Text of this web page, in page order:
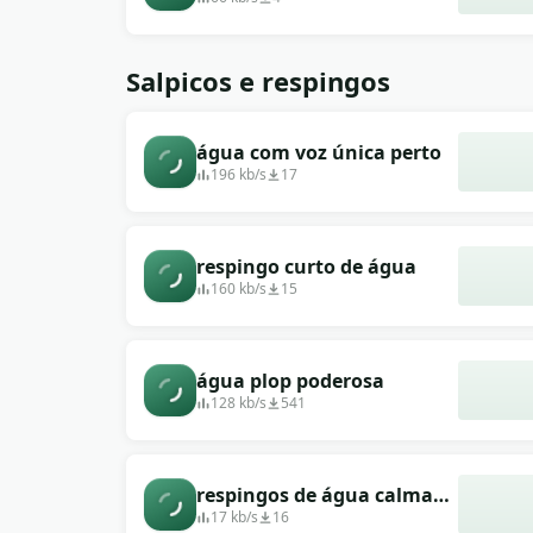
Salpicos e respingos
água com voz única perto
196 kb/s 17
respingo curto de água
160 kb/s 15
água plop poderosa
128 kb/s 541
respingos de água calma
solteiro
17 kb/s 16